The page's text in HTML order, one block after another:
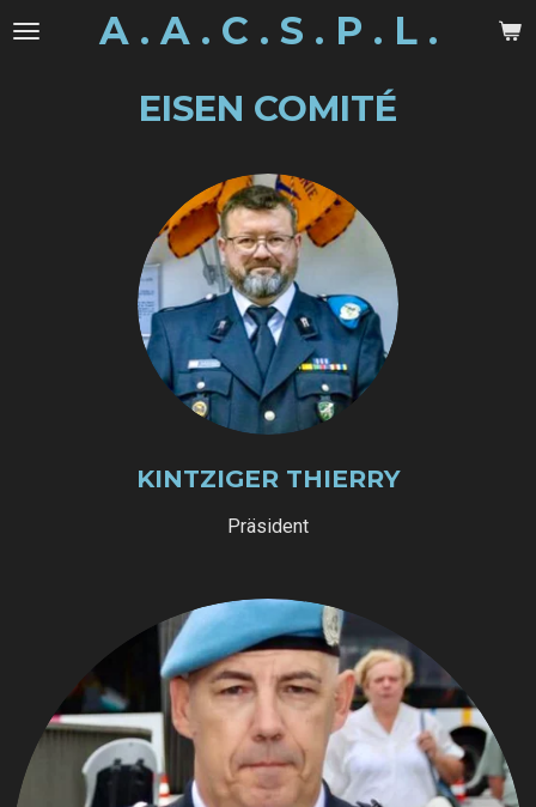
Zum
A . A . C . S . P . L .
EISEN COMITÉ
KINTZIGER THIERRY
Präsident